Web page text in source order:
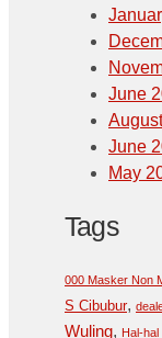
June
June
May
Tags
000 Masker Non
S Cibubur,
Wuling, Hal-hal